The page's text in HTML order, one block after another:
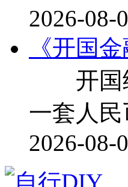
2026-08-
《开国
开国纸
一套人
2026-08-